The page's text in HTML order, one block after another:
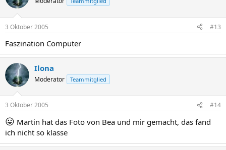
3 Oktober 2005 #13
Faszination Computer
Ilona
Moderator Teammitglied
3 Oktober 2005 #14
😛 Martin hat das Foto von Bea und mir gemacht, das fand
ich nicht so klasse